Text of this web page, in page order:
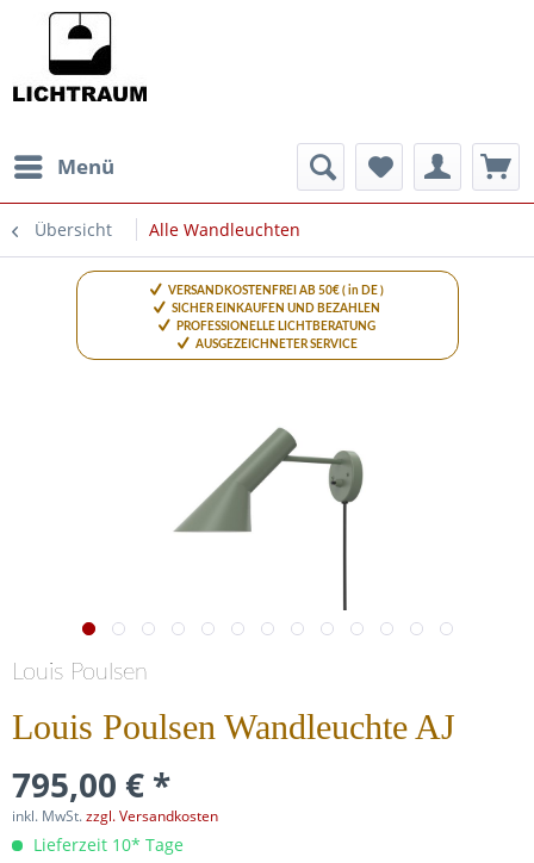
Menü
Übersicht Alle Wandleuchten
VERSANDKOSTENFREI AB 50€ ( in DE )
SICHER EINKAUFEN UND BEZAHLEN
PROFESSIONELLE LICHTBERATUNG
AUSGEZEICHNETER SERVICE
Louis Poulsen
Louis Poulsen Wandleuchte AJ
795,00 € *
inkl. MwSt.zzgl. Versandkosten
Lieferzeit 10* Tage